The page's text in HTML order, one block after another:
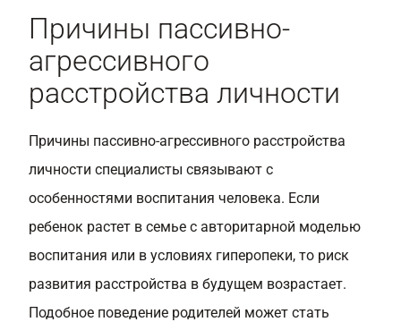
Причины пассивно-
агрессивного
расстройства личности
Причины пассивно-агрессивного расстройства
личности специалисты связывают с
особенностями воспитания человека. Если
ребенок растет в семье с авторитарной моделью
воспитания или в условиях гиперопеки, то риск
развития расстройства в будущем возрастает.
Подобное поведение родителей может стать